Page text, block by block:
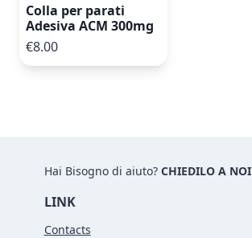
Colla per parati
Adesiva ACM 300mg
€8.00
Hai Bisogno di aiuto? CHIEDILO A NOI
LINK
Contacts